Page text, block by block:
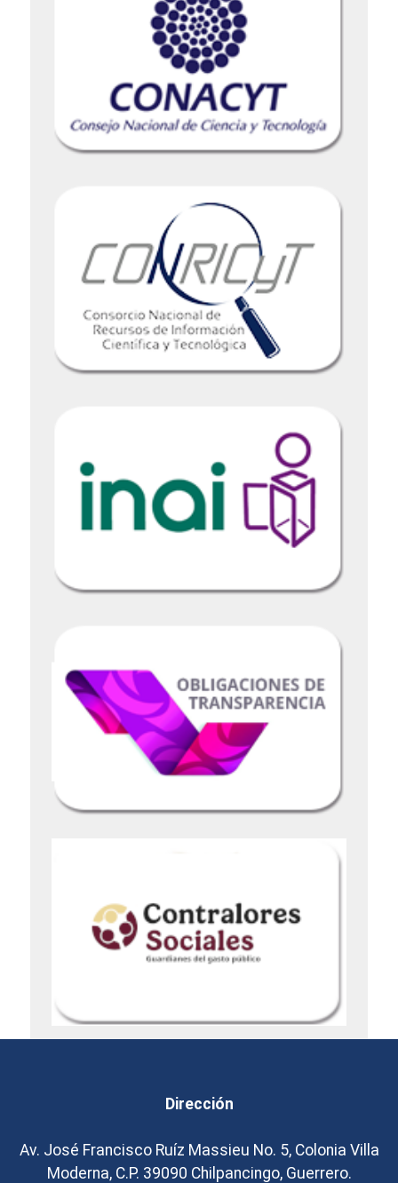
Dirección
Av. José Francisco Ruíz Massieu No. 5, Colonia Villa
Moderna, C.P. 39090 Chilpancingo, Guerrero.